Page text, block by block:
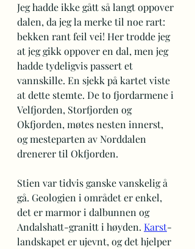
Jeg hadde ikke gått så langt oppover
dalen, da jeg la merke til noe rart:
bekken rant feil vei! Her trodde jeg
at jeg gikk oppover en dal, men jeg
hadde tydeligvis passert et
vannskille. En sjekk på kartet viste
at dette stemte. De to fjordarmene i
Velfjorden, Storfjorden og
Okfjorden, møtes nesten innerst,
og mesteparten av Norddalen
drenerer til Okfjorden.
Stien var tidvis ganske vanskelig å
gå. Geologien i området er enkel,
det er marmor i dalbunnen og
Andalshatt-granitt i høyden. Karst-
landskapet er ujevnt, og det hjelper